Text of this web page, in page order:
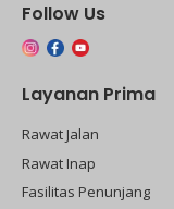
Follow Us
Layanan Prima
Rawat Jalan
Rawat Inap
Fasilitas Penunjang